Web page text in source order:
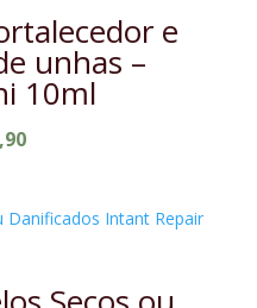
e
unhas –
10ml